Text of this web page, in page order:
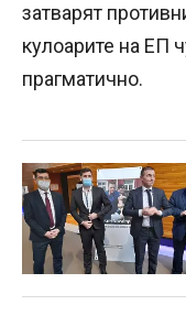
затварят
кулоарите на ЕП
прагматично.